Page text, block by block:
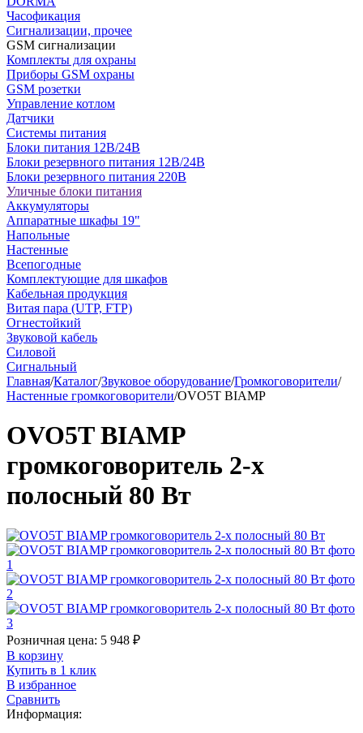
Часофикация
Сигнализации, прочее
GSM сигнализации
Комплекты для охраны
Приборы GSM охраны
GSM розетки
Управление котлом
Датчики
Системы питания
Блоки питания 12В/24В
Блоки резервного питания 12В/24В
Блоки резервного питания 220В
Уличные блоки питания
Аккумуляторы
Аппаратные шкафы 19"
Напольные
Настенные
Всепогодные
Комплектующие для шкафов
Кабельная продукция
Витая пара (UTP, FTP)
Огнестойкий
Звуковой кабель
Силовой
Сигнальный
Главная/Каталог/Звуковое оборудование/Громкоговорители/
Настенные громкоговорители/OVO5T BIAMP
OVO5T BIAMP
громкоговоритель 2-х
полосный 80 Вт
Розничная цена: 5 948 ₽
В корзину
Купить в 1 клик
В избранное
Сравнить
Информация: